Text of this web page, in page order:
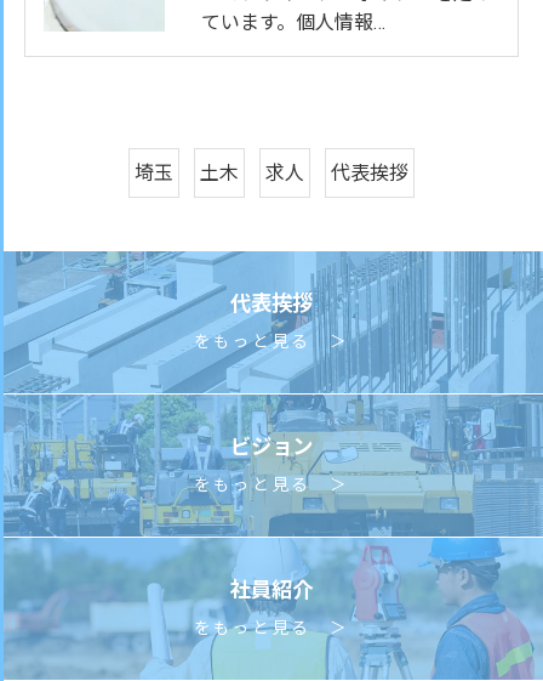
ています。個人情報…
埼玉 土木 求人 代表挨拶
代表挨拶
をもっと見る ＞
ビジョン
をもっと見る ＞
社員紹介
をもっと見る ＞